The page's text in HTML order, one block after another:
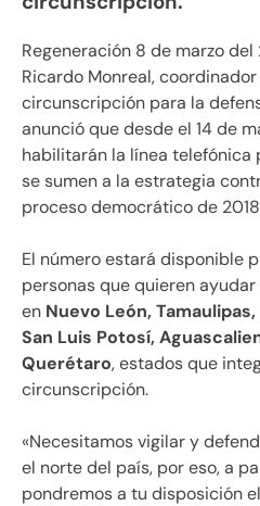
Regeneración 8 de marzo del
Ricardo Monreal,
circunscripción para la
anunció que desde el 14 de
habilitarán la línea telefónica
se sumen a la estrategia
proceso democrático de
El número estará disponible
personas que quieren
en Nuevo León,
San Luis Potosí,
Querétaro, estados que
circunscripción.
«Necesitamos vigilar y
el norte del país, por eso, a
pondremos a tu disposición